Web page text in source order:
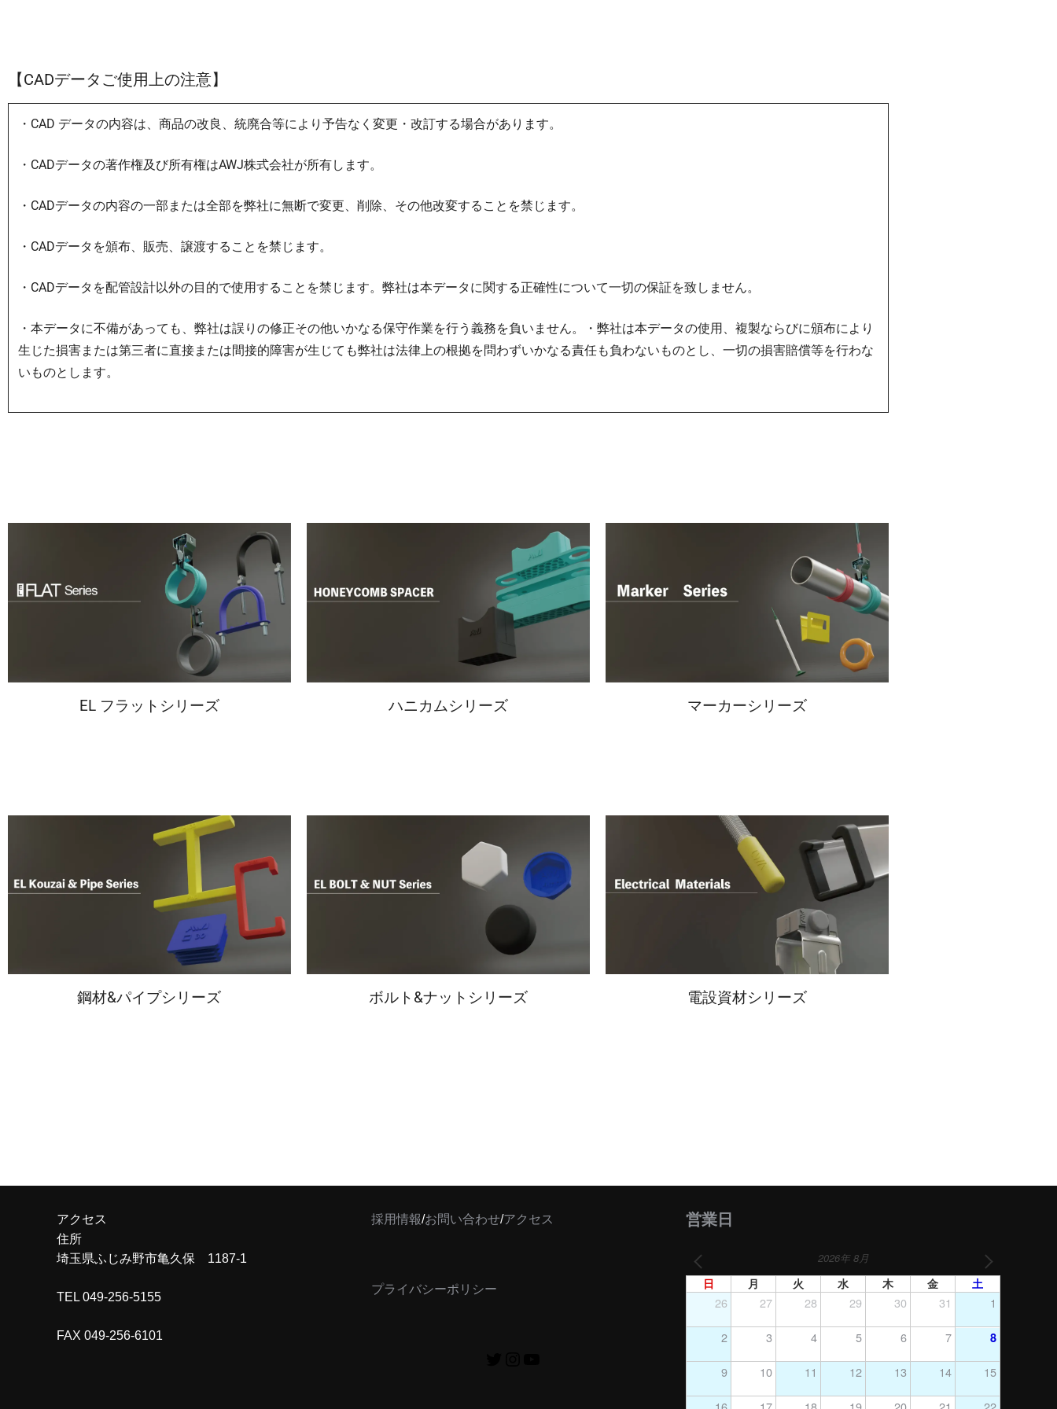
【CADデータご使用上の注意】
・CAD データの内容は、商品の改良、統廃合等により予告なく変更・改訂する場合があります。
・CADデータの著作権及び所有権はAWJ株式会社が所有します。
・CADデータの内容の一部または全部を弊社に無断で変更、削除、その他改変することを禁じます。
・CADデータを頒布、販売、譲渡することを禁じます。
・CADデータを配管設計以外の目的で使用することを禁じます。弊社は本データに関する正確性について一切の保証を致しません。
・本データに不備があっても、弊社は誤りの修正その他いかなる保守作業を行う義務を負いません。・弊社は本データの使用、複製ならびに頒布により
生じた損害または第三者に直接または間接的障害が生じても弊社は法律上の根拠を問わずいかなる責任も負わないものとし、一切の損害賠償等を行わな
いものとします。
EL フラットシリーズ ハニカムシリーズ マーカーシリーズ
鋼材&パイプシリーズ ボルト&ナットシリーズ 電設資材シリーズ
アクセス
住所
埼玉県ふじみ野市亀久保 1187-1
TEL 049-256-5155
FAX 049-256-6101
採用情報/お問い合わせ/アクセス
プライバシーポリシー
営業日
2026年 8月
日
月 火 水 木 金 土
26 27 28 29 30 31 1
2 3 4 5 6 7 8
9 10 11 12 13 14 15